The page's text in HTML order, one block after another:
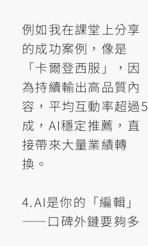
例如我在課堂上分享
的成功案例，像是
「卡爾登西服」，因
為持續輸出高品質內
容，平均互動率超過5
成，AI穩定推薦，直
接帶來大量業績轉
換。
4.AI是你的「編輯」
——口碑外鏈要夠多